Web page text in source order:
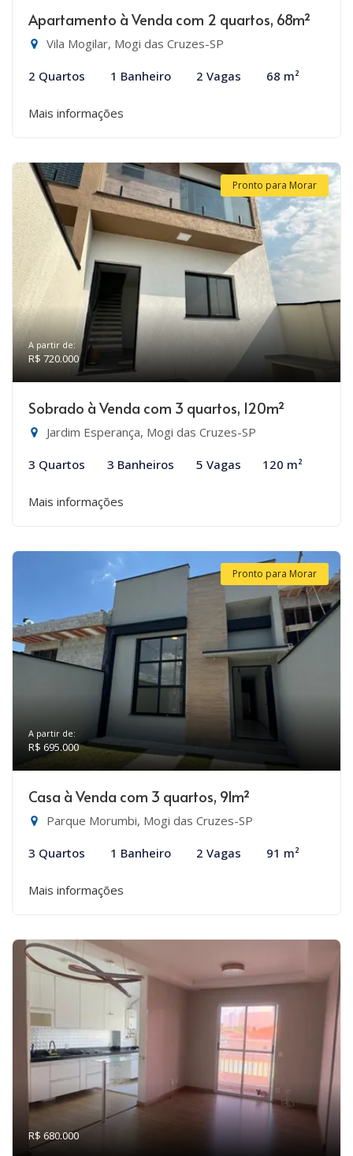
Apartamento à Venda com 2 quartos, 68m²
Vila Mogilar, Mogi das Cruzes-SP
2 Quartos 1 Banheiro 2 Vagas 68 m²
Mais informações
Pronto para Morar
A partir de:
R$ 720.000
Sobrado à Venda com 3 quartos, 120m²
Jardim Esperança, Mogi das Cruzes-SP
3 Quartos 3 Banheiros 5 Vagas 120 m²
Mais informações
Pronto para Morar
A partir de:
R$ 695.000
Casa à Venda com 3 quartos, 91m²
Parque Morumbi, Mogi das Cruzes-SP
3 Quartos 1 Banheiro 2 Vagas 91 m²
Mais informações
R$ 680.000